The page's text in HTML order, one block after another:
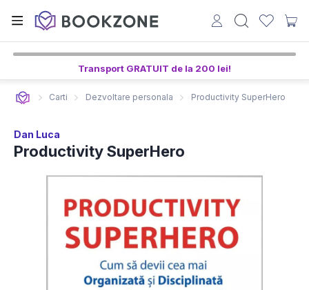
Transport GRATUIT de la 200 lei!
Carti Dezvoltare personala Productivity SuperHero
Dan Luca
Productivity SuperHero